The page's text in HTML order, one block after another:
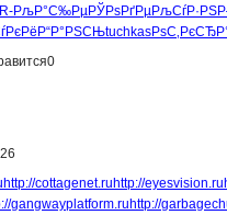
РљР°С‰РµРЎРѕРґРµРљСѓР·РЅ
Р“Р°РЅСЊtuchkasРѕС‚РєСЂ
0
http://cottagenet.ruhttp://eyesvision.ru
gangwayplatform.ruhttp://